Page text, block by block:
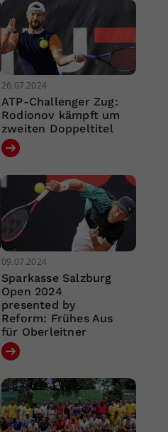
26.07.2024
ATP-Challenger Zug:
Rodionov kämpft um
zweiten Doppeltitel
09.07.2024
Sparkasse Salzburg
Open 2024
presented by
Reform: Frühes Aus
für Oberleitner